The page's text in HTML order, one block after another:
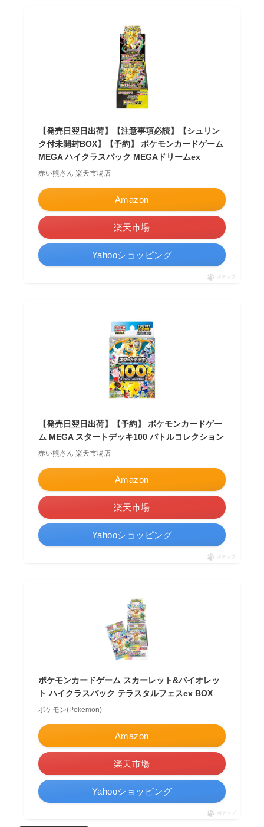
【発売日翌日出荷】【注意事項必読】【シュリン
ク付未開封BOX】【予約】 ポケモンカードゲーム
MEGA ハイクラスパック MEGAドリームex
赤い熊さん 楽天市場店
Amazon
楽天市場
Yahooショッピング
ポチップ
【発売日翌日出荷】【予約】 ポケモンカードゲー
ム MEGA スタートデッキ100 バトルコレクション
赤い熊さん 楽天市場店
Amazon
楽天市場
Yahooショッピング
ポチップ
ポケモンカードゲーム スカーレット&バイオレッ
ト ハイクラスパック テラスタルフェスex BOX
ポケモン(Pokemon)
Amazon
楽天市場
Yahooショッピング
ポチップ